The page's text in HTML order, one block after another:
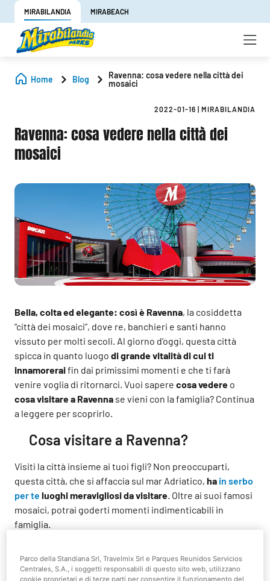
MIRABILANDIA MIRABEACH
Home Blog
Ravenna: cosa vedere nella città dei
mosaici
2022-01-16 MIRABILANDIA
Ravenna: cosa vedere nella città dei
mosaici
Bella, colta ed elegante: così è Ravenna, la cosiddetta
“città dei mosaici”, dove re, banchieri e santi hanno
vissuto per molti secoli. Al giorno d’oggi, questa città
spicca in quanto luogo di grande vitalità di cui ti
innamoreraifin dai primissimi momenti e che ti farà
venire voglia di ritornarci. Vuoi sapere cosa vedere o
cosa visitare a Ravenna se vieni con la famiglia? Continua
a leggere per scoprirlo.
Cosa visitare a Ravenna?
Visiti la città insieme ai tuoi figli? Non preoccuparti,
questa città, che si affaccia sul mar Adriatico, ha in serbo
per te luoghi meravigliosi da visitare. Oltre ai suoi famosi
mosaici, potrai goderti momenti indimenticabili in
famiglia.
Popoloe ammira la sua architettura mentre siedi con la
tua dolce metà su una delle sue tante panchine e i
Parco della Standiana Srl, Travelmix Srl e Parques Reunidos Servicios
Centrales, S.A., i soggetti responsabili di questo sito web, utilizzano